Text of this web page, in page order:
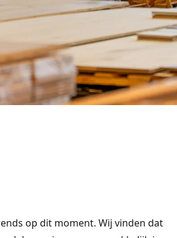
op dit moment. Wij vinden dat